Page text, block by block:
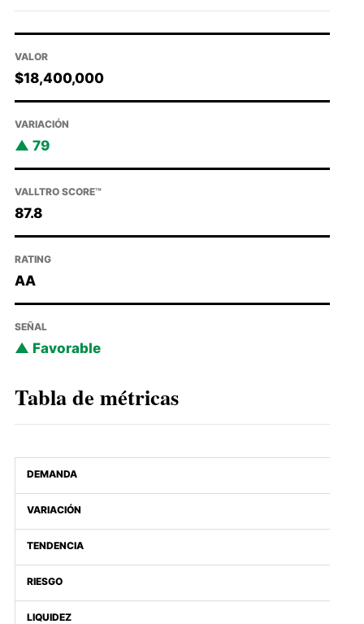
VALOR
$18,400,000
VARIACIÓN
79
VALLTRO SCORE™
87.8
RATING
AA
SEÑAL
Favorable
Tabla de métricas
DEMANDA
VARIACIÓN
TENDENCIA
RIESGO
LIQUIDEZ